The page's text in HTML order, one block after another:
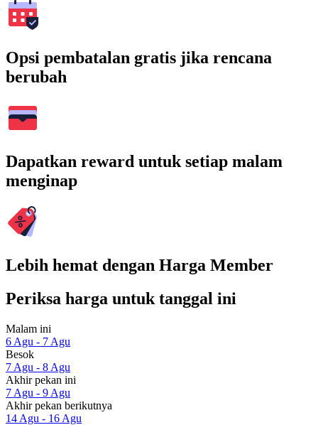
Opsi pembatalan gratis jika rencana
berubah
Dapatkan reward untuk setiap malam
menginap
Lebih hemat dengan Harga Member
Periksa harga untuk tanggal ini
Malam ini
6 Agu - 7 Agu
Besok
7 Agu - 8 Agu
Akhir pekan ini
7 Agu - 9 Agu
Akhir pekan berikutnya
14 Agu - 16 Agu